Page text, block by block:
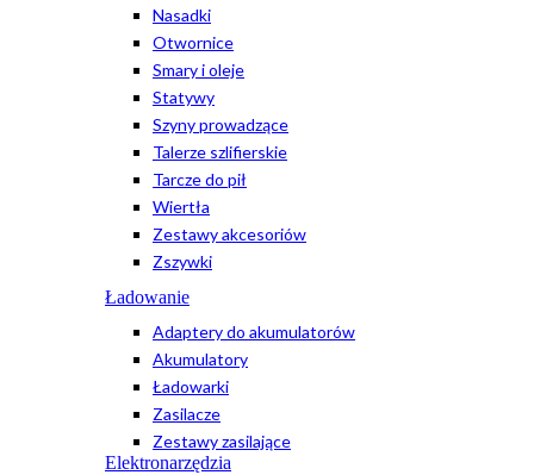
Nasadki
Otwornice
Smary i oleje
Statywy
Szyny prowadzące
Talerze szlifierskie
Tarcze do pił
Wiertła
Zestawy akcesoriów
Zszywki
Ładowanie
Adaptery do akumulatorów
Akumulatory
Ładowarki
Zasilacze
Zestawy zasilające
Elektronarzędzia